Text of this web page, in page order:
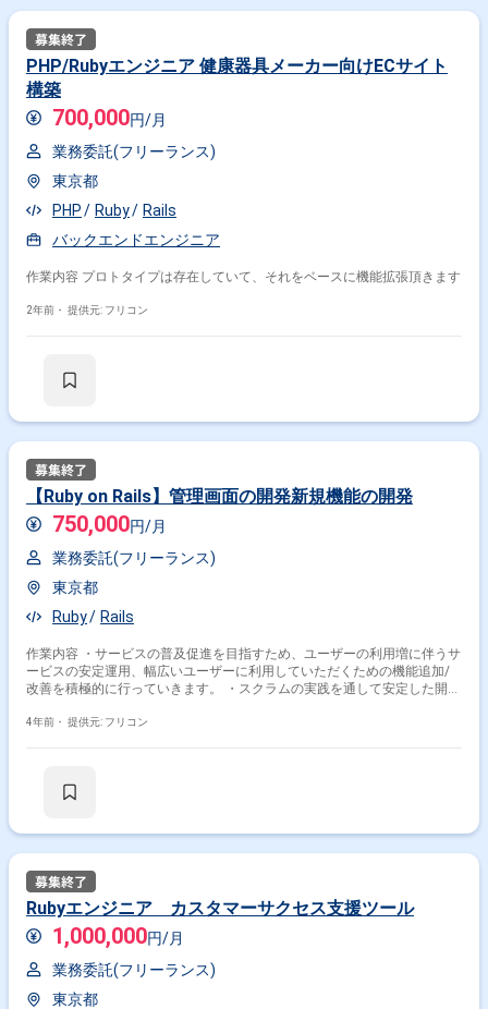
PHP/Rubyエンジニア 健康器具メーカー向けECサイト
構築
700,000円/月
業務委託(フリーランス)
東京都
PHP
Ruby
Rails
バックエンドエンジニア
作業内容 プロトタイプは存在していて、それをベースに機能拡張頂きます
2年前・ 提供元: フリコン
【Ruby on Rails】管理画面の開発新規機能の開発
750,000円/月
業務委託(フリーランス)
東京都
Ruby
Rails
作業内容 ・サービスの普及促進を目指すため、ユーザーの利用増に伴うサ
ービスの安定運用、幅広いユーザーに利用していただくための機能追加/
改善を積極的に行っていきます。 ・スクラムの実践を通して安定した開発
4年前・ 提供元: フリコン
Rubyエンジニア カスタマーサクセス支援ツール
1,000,000円/月
業務委託(フリーランス)
東京都